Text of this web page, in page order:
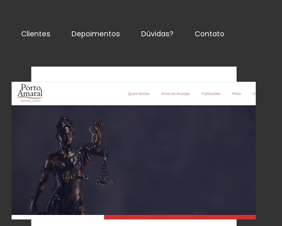
Clientes Depoimentos Dúvidas? Contato